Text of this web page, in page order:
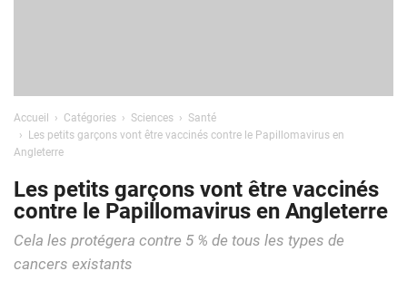
Accueil Catégories Sciences
Santé
Les petits garçons vont être vaccinés contre le Papillomavirus en
Angleterre
Les petits garçons vont être vaccinés
contre le Papillomavirus en Angleterre
Cela les protégera contre 5 % de tous les types de
cancers existants